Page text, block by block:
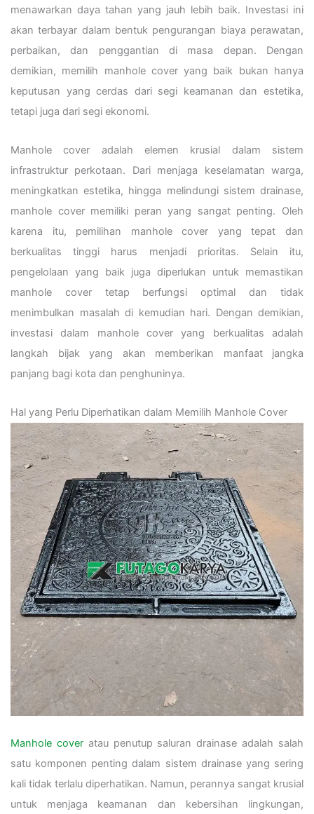
menawarkan daya tahan yang jauh lebih baik. Investasi ini
akan terbayar dalam bentuk pengurangan biaya perawatan,
perbaikan, dan penggantian di masa depan. Dengan
demikian, memilih manhole cover yang baik bukan hanya
keputusan yang cerdas dari segi keamanan dan estetika,
tetapi juga dari segi ekonomi.
Manhole cover adalah elemen krusial dalam sistem
infrastruktur perkotaan. Dari menjaga keselamatan warga,
meningkatkan estetika, hingga melindungi sistem drainase,
manhole cover memiliki peran yang sangat penting. Oleh
karena itu, pemilihan manhole cover yang tepat dan
berkualitas tinggi harus menjadi prioritas. Selain itu,
pengelolaan yang baik juga diperlukan untuk memastikan
manhole cover tetap berfungsi optimal dan tidak
menimbulkan masalah di kemudian hari. Dengan demikian,
investasi dalam manhole cover yang berkualitas adalah
langkah bijak yang akan memberikan manfaat jangka
panjang bagi kota dan penghuninya.
Hal yang Perlu Diperhatikan dalam Memilih Manhole Cover
Manhole coveratau penutup saluran drainase adalah salah
satu komponen penting dalam sistem drainase yang sering
kali tidak terlalu diperhatikan. Namun, perannya sangat krusial
untuk menjaga keamanan dan kebersihan lingkungan,